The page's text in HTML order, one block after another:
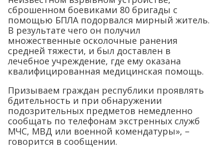
сброшенном боевиками 80 бригады с
помощью БПЛА подорвался мирный житель.
В результате чего он получил
множественные осколочные ранения
средней тяжести, и был доставлен в
лечебное учреждение, где ему оказана
квалифицированная медицинская помощь.
Призываем граждан республики проявлять
бдительность и при обнаружении
подозрительных предметов немедленно
сообщать по телефонам экстренных служб
МЧС, МВД или военной комендатуры», –
говорится в сообщении.